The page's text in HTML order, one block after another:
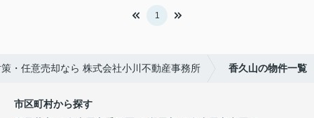
1
・任意売却なら 株式会社小川不動産事務所 香久山の物件一覧
市区町村から探す